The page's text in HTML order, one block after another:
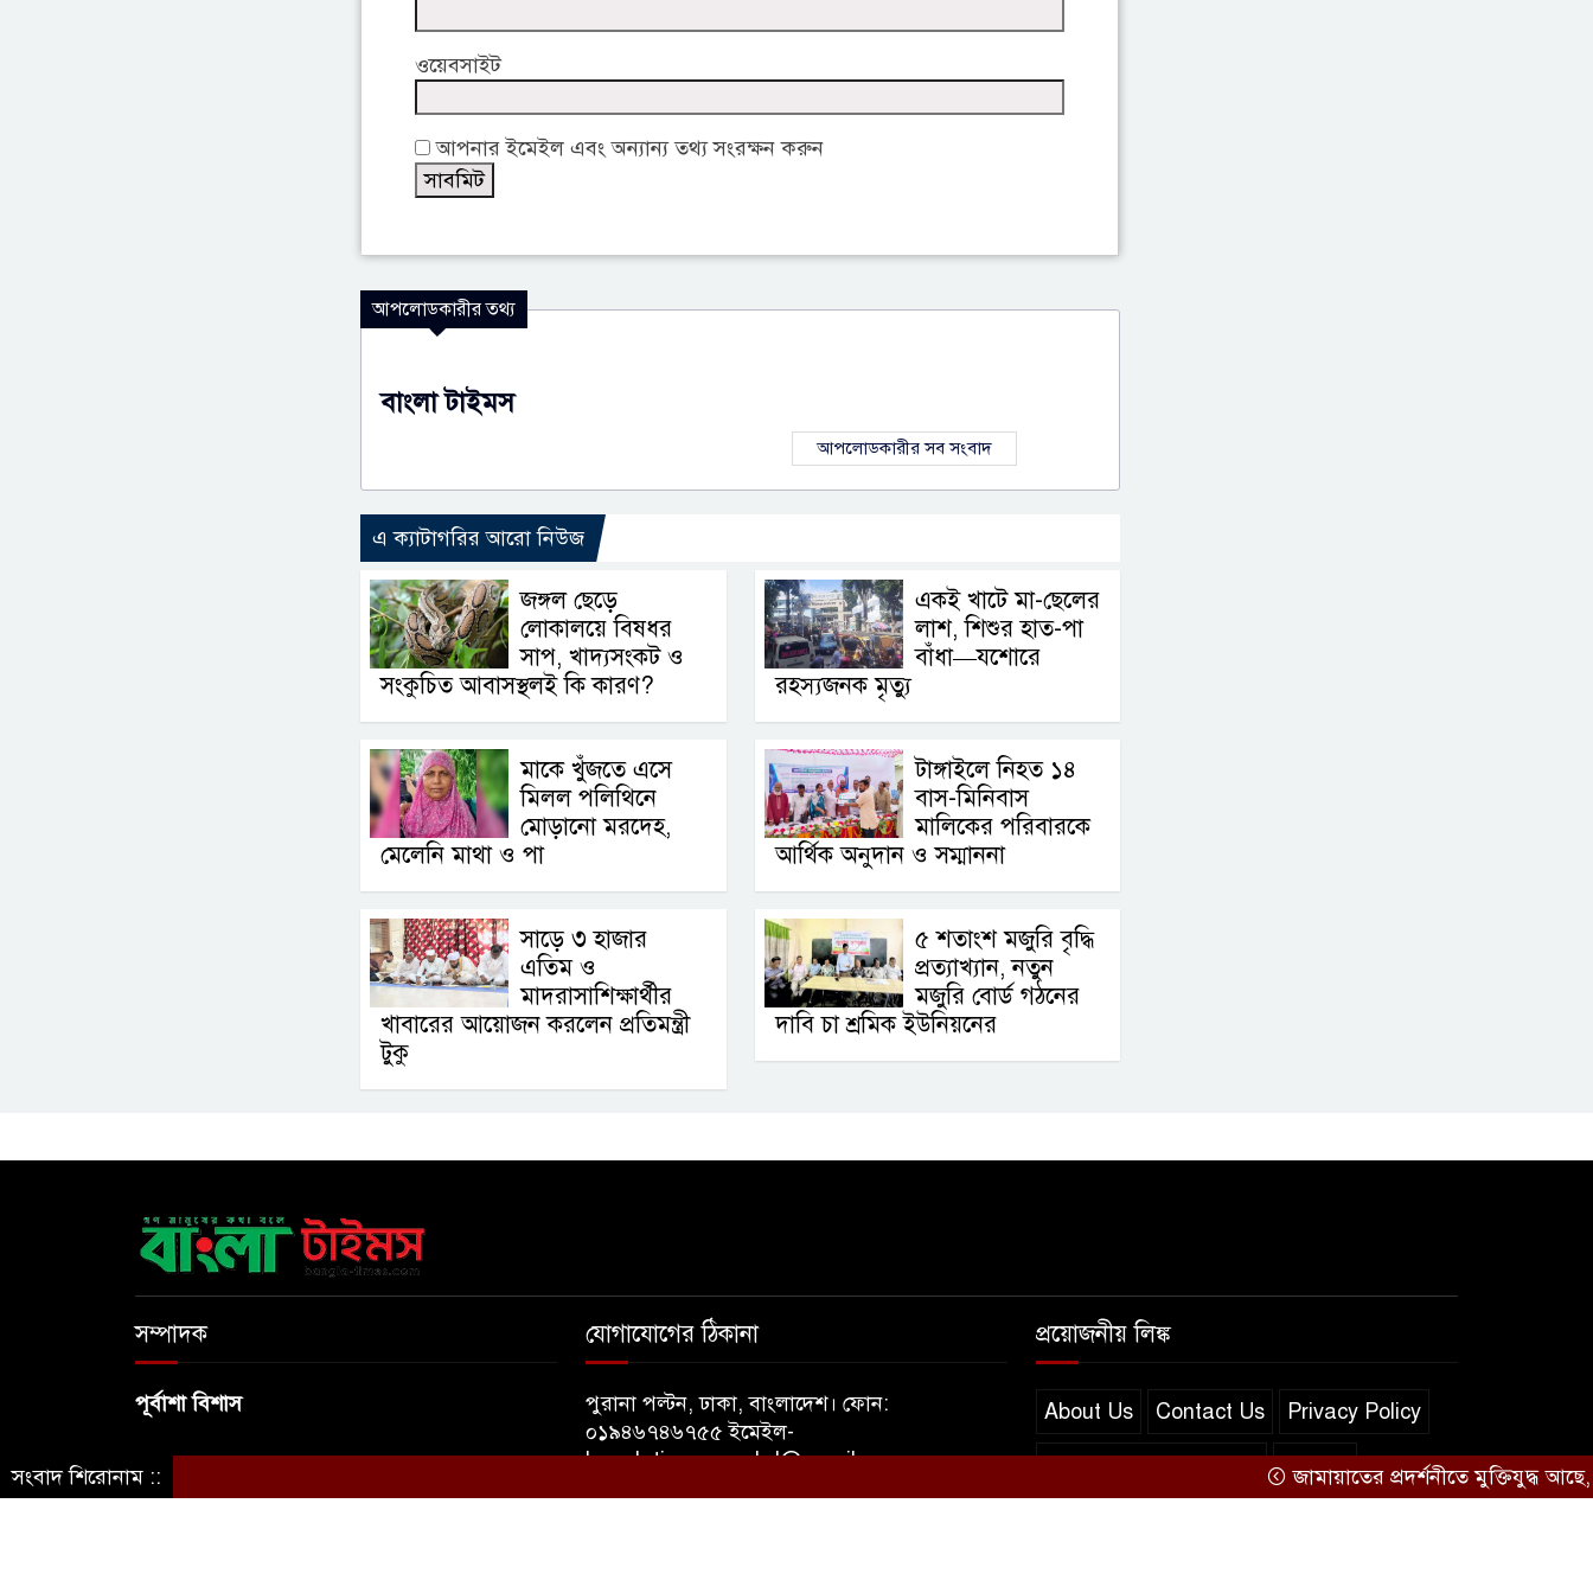
ওয়েবসাইট
আপনার ইমেইল এবং অন্যান্য তথ্য সংরক্ষন করুন
আপলোডকারীর তথ্য
বাংলা টাইমস
আপলোডকারীর সব সংবাদ
এ ক্যাটাগরির আরো নিউজ
জঙ্গল ছেড়ে
লোকালয়ে বিষধর
সাপ, খাদ্যসংকট ও
সংকুচিত আবাসস্থলই কি কারণ?
একই খাটে মা-ছেলের
লাশ, শিশুর হাত-পা
বাঁধা—যশোরে
রহস্যজনক মৃত্যু
মাকে খুঁজতে এসে
মিলল পলিথিনে
মোড়ানো মরদেহ,
মেলেনি মাথা ও পা
টাঙ্গাইলে নিহত ১৪
বাস-মিনিবাস
মালিকের পরিবারকে
আর্থিক অনুদান ও সম্মাননা
সাড়ে ৩ হাজার
এতিম ও
মাদরাসাশিক্ষার্থীর
খাবারের আয়োজন করলেন প্রতিমন্ত্রী
টুকু
৫ শতাংশ মজুরি বৃদ্ধি
প্রত্যাখ্যান, নতুন
মজুরি বোর্ড গঠনের
দাবি চা শ্রমিক ইউনিয়নের
সম্পাদক
পূর্বাশা বিশাস
যোগাযোগের ঠিকানা
পুরানা পল্টন, ঢাকা, বাংলাদেশ। ফোন:
০১৯৪৬৭৪৬৭৫৫ ইমেইল-
banglatimesnewsbd@gmail.com
প্রয়োজনীয় লিঙ্ক
About Us Contact Us Privacy Policy
সব খবর
সংবাদ শিরোনাম :: জামায়াতের প্রদর্শনীতে মুক্তিযুদ্ধ আছে, নেই